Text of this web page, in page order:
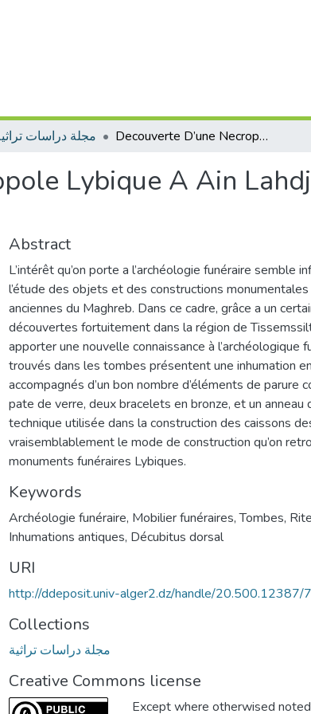
مجلة دراسات Decouverte D’une Necropole Lybique A Ain Lahdjar-tissemssilt (ex. Vialar)
Lybique A Ain
Abstract
L’intérêt qu’on porte a l’archéologie funéraire semble
l’étude des objets et des constructions
anciennes du Maghreb. Dans ce cadre, grâce a un
découvertes fortuitement dans la région de
apporter une nouvelle connaissance à l’archéologique
trouvés dans les tombes présentent une inhumation
accompagnés d’un bon nombre d’éléments de parure
pate de verre, deux bracelets en bronze, et un anneau
technique utilisée dans la construction des caissons
vraisemblablement le mode de construction qu’on
monuments funéraires Lybiques.
Keywords
Archéologie funéraire, Mobilier funéraires,Tombes,
Inhumations antiques, Décubitus dorsal
URI
http://ddeposit.univ-alger2.dz/handle/20.500.12387/
Collections
مجلة دراسات تراثية
Creative Commons license
Except where otherwised